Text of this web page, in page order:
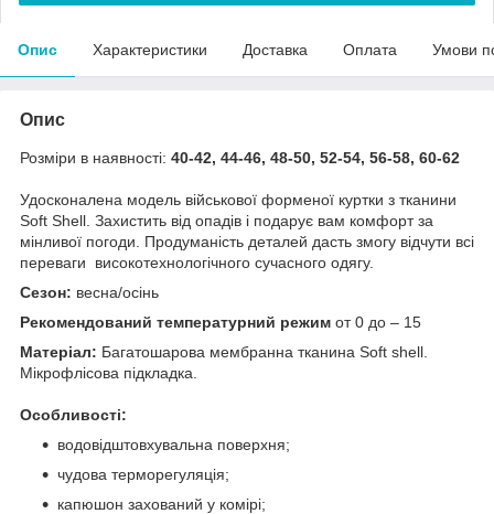
Опис Характеристики Доставка Оплата Умови
Опис
Розміри в наявності: 40-42, 44-46, 48-50, 52-54, 56-58, 60-62
Удосконалена модель військової форменої куртки з тканини
Soft Shell. Захистить від опадів і подарує вам комфорт за
мінливої погоди. Продуманість деталей дасть змогу відчути всі
переваги високотехнологічного сучасного одягу.
Сезон: весна/осінь
Рекомендований температурний режим от 0 до – 15
Матеріал: Багатошарова мембранна тканина Soft shell.
Мікрофлісова підкладка.
Особливості:
водовідштовхувальна поверхня;
чудова терморегуляція;
капюшон захований у комірі;